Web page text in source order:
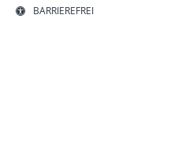
BARRIEREFREI